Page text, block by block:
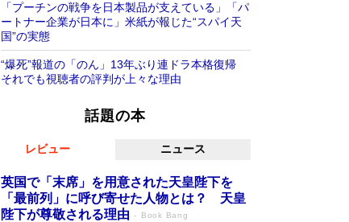
「プーチンの戦争を日本製品が支えている」「パ
ートナー企業が日本に」米紙が報じた“スパイ天
国”の実態
“爆死”報道の「のん」13年ぶり連ドラ本格復帰
それでも視聴者の評判が上々な理由
話題の本
レビュー ニュース
英国で「末席」を用意された天皇陛下を
「最前列」に呼び寄せた人物とは？ 天皇
陛下が尊敬される理由
Book Bang